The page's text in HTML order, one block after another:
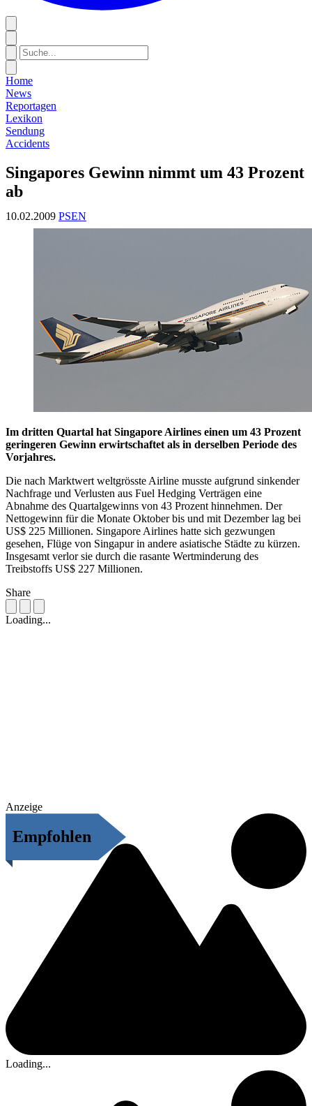
Home
News
Reportagen
Lexikon
Sendung
Accidents
Singapores Gewinn nimmt um 43 Prozent
ab
10.02.2009 PSEN
Im dritten Quartal hat Singapore Airlines einen um 43 Prozent
geringeren Gewinn erwirtschaftet als in derselben Periode des
Vorjahres.
Die nach Marktwert weltgrösste Airline musste aufgrund sinkender
Nachfrage und Verlusten aus Fuel Hedging Verträgen eine
Abnahme des Quartalgewinns von 43 Prozent hinnehmen. Der
Nettogewinn für die Monate Oktober bis und mit Dezember lag bei
US$ 225 Millionen. Singapore Airlines hatte sich gezwungen
gesehen, Flüge von Singapur in andere asiatische Städte zu kürzen.
Insgesamt verlor sie durch die rasante Wertminderung des
Treibstoffs US$ 227 Millionen.
Share
Loading...
Anzeige
Empfohlen
Loading...